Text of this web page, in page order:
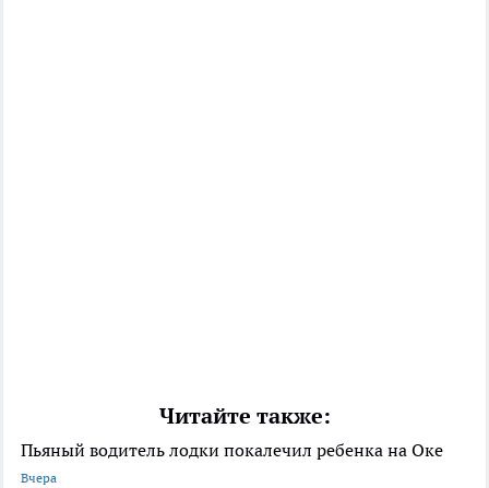
Читайте также:
Пьяный водитель лодки покалечил ребенка на Оке
Вчера